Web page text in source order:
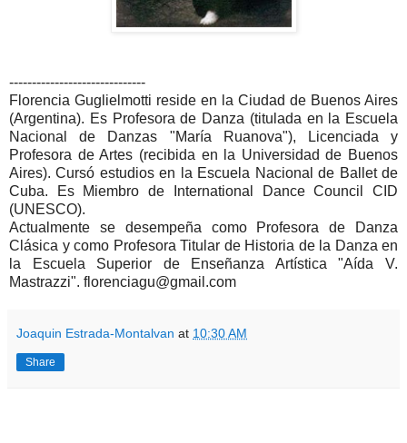
------------------------------
Florencia Guglielmotti reside en la Ciudad de Buenos Aires
(Argentina). Es Profesora de Danza (titulada en la Escuela
Nacional de Danzas "María Ruanova"), Licenciada y
Profesora de Artes (recibida en la Universidad de Buenos
Aires). Cursó estudios en la Escuela Nacional de Ballet de
Cuba. Es Miembro de International Dance Council CID
(UNESCO).
Actualmente se desempeña como Profesora de Danza
Clásica y como Profesora Titular de Historia de la Danza en
la Escuela Superior de Enseñanza Artística "Aída V.
Mastrazzi". florenciagu@gmail.com
Joaquin Estrada-Montalvan at 10:30 AM
Share